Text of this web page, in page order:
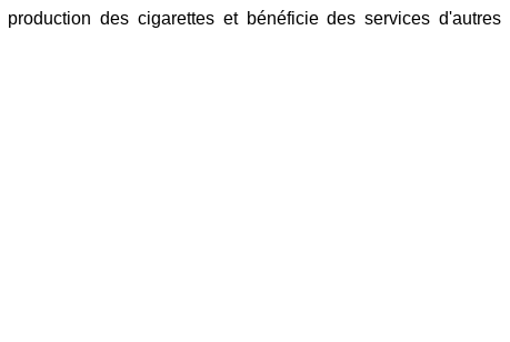
des cigarettes et bénéficie des services d'autres